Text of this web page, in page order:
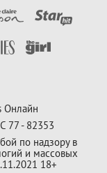
Онлайн
77 - 82353
по надзору в
и массовых
18+